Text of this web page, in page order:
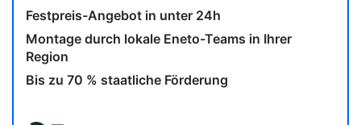
Festpreis-Angebot in unter 24h
Montage durch lokale Eneto-Teams in Ihrer
Region
Bis zu 70 % staatliche Förderung